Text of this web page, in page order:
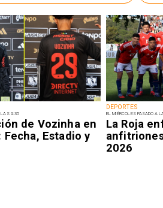
LAS 9:35
de Vozinha en
Fecha, Estadio y
DEPORTES
EL MIÉRCOLES PASADO A
La Roja
2026